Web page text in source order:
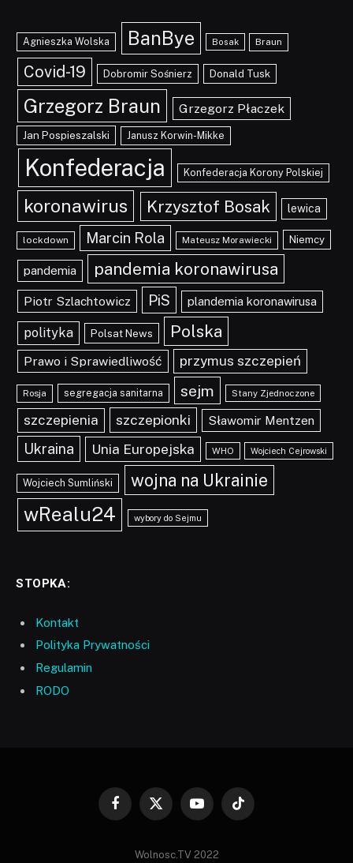
Agnieszka Wolska BanBye Bosak Braun
Covid-19 Dobromir Sośnierz Donald Tusk
Grzegorz Braun Grzegorz Płaczek
Jan Pospieszalski Janusz Korwin-Mikke
Konfederacja Konfederacja Korony Polskiej
koronawirus Krzysztof Bosak lewica
lockdown Marcin Rola Mateusz Morawiecki Niemcy
pandemia pandemia koronawirusa
Piotr Szlachtowicz PiS plandemia koronawirusa
polityka Polsat News Polska
Prawo i Sprawiedliwość przymus szczepień
Rosja segregacja sanitarna sejm Stany Zjednoczone
szczepienia szczepionki Sławomir Mentzen
Ukraina Unia Europejska WHO Wojciech Cejrowski
Wojciech Sumliński wojna na Ukrainie
wRealu24 wybory do Sejmu
STOPKA:
Kontakt
Polityka Prywatności
Regulamin
RODO
Facebook
X
YouTubeTikTok
Wolnosc.TV 2022